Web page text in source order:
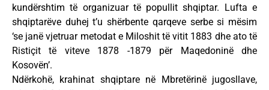
kundërshtim të organizuar të popullit shqiptar. Lufta e
shqiptarëve duhej t’u shërbente qarqeve serbe si mësim
‘se janë vjetruar metodat e Miloshit të vitit 1883 dhe ato të
Ristiçit të viteve 1878 -1879 për Maqedoninë dhe
Kosovën’.
Ndërkohë, krahinat shqiptare në Mbretërinë jugosllave,